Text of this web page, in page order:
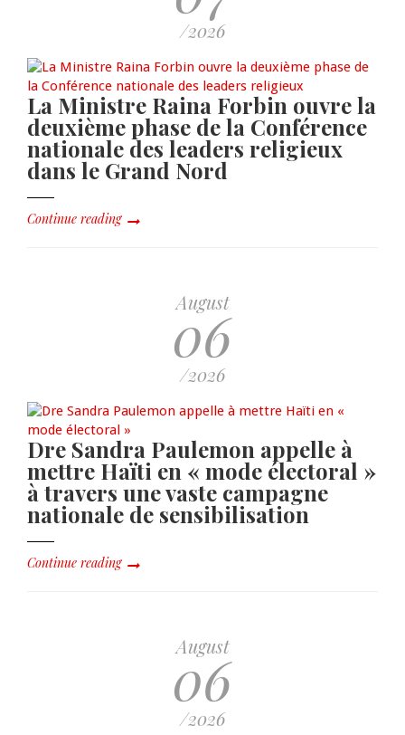
/2026
La Ministre Raina Forbin ouvre la
deuxième phase de la Conférence
nationale des leaders religieux
dans le Grand Nord
Continue reading
August
06
/2026
Dre Sandra Paulemon appelle à
mettre Haïti en « mode électoral »
à travers une vaste campagne
nationale de sensibilisation
Continue reading
August
06
/2026